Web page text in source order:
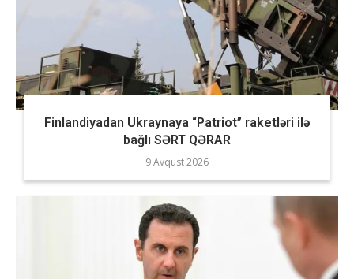
Finlandiyadan Ukraynaya “Patriot” raketləri ilə
bağlı SƏRT QƏRAR
9 Avqust 2026